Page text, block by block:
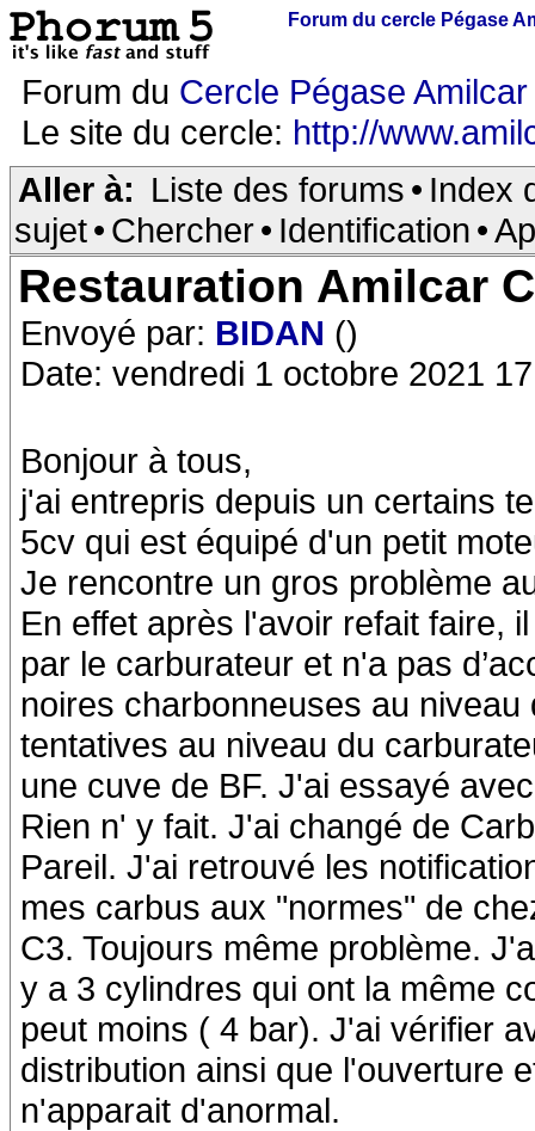
Forum du cercle Pégase
Forum du Cercle Pégase Amilcar
Le site du cercle: http://
Aller à: Liste des forums • Index
sujet• Chercher• Identification •
Restauration Amilcar
Envoyé par: BIDAN ()
Date: vendredi 1 octobre 2021
Bonjour à tous,
j'ai entrepris depuis un certains
5cv qui est équipé d'un petit
Je rencontre un gros problème
En effet après l'avoir refait faire,
par le carburateur et n'a pas
noires charbonneuses au niveau
tentatives au niveau du
une cuve de BF. J'ai essayé
Rien n' y fait. J'ai changé de
Pareil. J'ai retrouvé les
mes carbus aux "normes" de
C3. Toujours même problème.
y a 3 cylindres qui ont la même
peut moins ( 4 bar). J'ai vérifier
distribution ainsi que l'ouverture
n'apparait d'anormal.